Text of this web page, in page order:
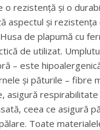
o rezistență și o
aspectul și rezistența
de plapumă cu
de utilizat.
– este
și păturile – fibre
asigură
ceea ce asigură
Toate